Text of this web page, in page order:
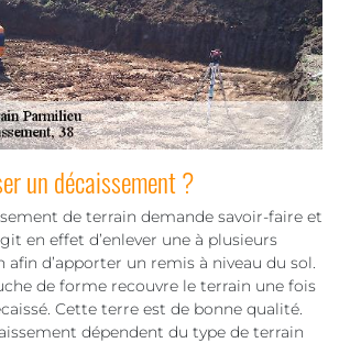
un décaissement ?
de terrain demande savoir-faire et
en effet d’enlever une à plusieurs
afin d’apporter un remis à niveau du sol.
de forme recouvre le terrain une fois
Cette terre est de bonne qualité.
dépendent du type de terrain